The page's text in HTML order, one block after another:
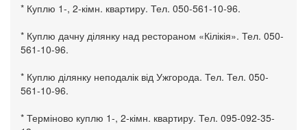
* Куплю 1-, 2-кімн. квартиру. Тел. 050-561-10-96.
* Куплю дачну ділянку над рестораном «Кілікія». Тел. 050-
561-10-96.
* Куплю ділянку неподалік від Ужгорода. Тел. Тел. 050-
561-10-96.
* Терміново куплю 1-, 2-кімн. квартиру. Тел. 095-092-35-